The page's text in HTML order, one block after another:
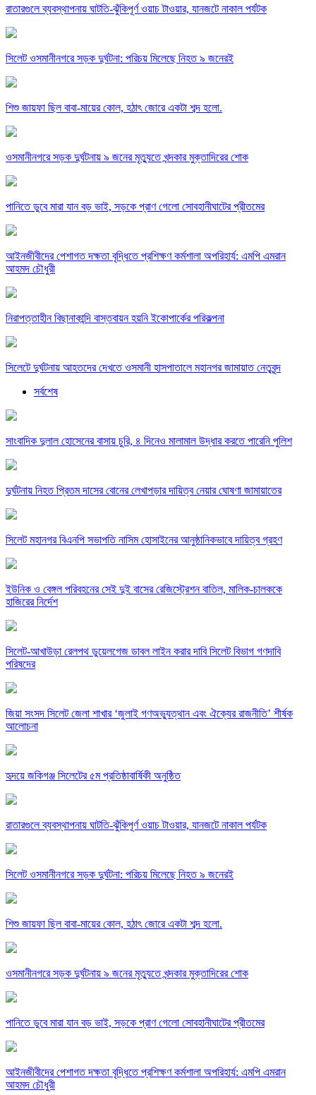
রাতারগুলে ব্যবস্থাপনায় ঘাটতি-ঝুঁকিপূর্ণ ওয়াচ টাওয়ার, যানজটে নাকাল পর্যটক
সিলেট ওসমানীনগরে সড়ক দুর্ঘটনা: পরিচয় মিলেছে নিহত ৯ জনেরই
শিশু জায়ফা ছিল বাবা-মায়ের কোল, হঠাৎ জোরে একটা শব্দ হলো.
ওসমানীনগরে সড়ক দুর্ঘটনায় ৯ জনের মৃত্যুতে খন্দকার মুক্তাদিরের শোক
পানিতে ডুবে মারা যান বড় ভাই, সড়কে প্রাণ গেলো সোবহানীঘাটের প্রীতমের
আইনজীবীদের পেশাগত দক্ষতা বৃদ্ধিতে প্রশিক্ষণ কর্মশালা অপরিহার্য: এমপি এমরান
আহমদ চৌধুরী
নিরাপত্তাহীন বিছানাকান্দি বাস্তবায়ন হয়নি ইকোপার্কের পরিকল্পনা
সিলেটে দুর্ঘটনায় আহতদের দেখতে ওসমানী হাসপাতালে মহানগর জামায়াত নেতৃবৃন্দ
সর্বশেষ
সাংবাদিক দুলাল হোসেনের বাসায় চুরি, ৪ দিনেও মালামাল উদ্ধার করতে পারেনি পুলিশ
দুর্ঘটনায় নিহত প্রিতম দাসের বোনের লেখাপড়ার দায়িত্ব নেয়ার ঘোষণা জামায়াতের
সিলেট মহানগর বিএনপি সভাপতি নাসিম হোসাইনের আনুষ্ঠানিকভাবে দায়িত্ব গ্রহণ
ইউনিক ও বেঙ্গল পরিবহনের সেই দুই বাসের রেজিস্ট্রেশন বাতিল, মালিক-চালককে
হাজিরের নির্দেশ
সিলেট-আখাউড়া রেলপথ ডুয়েলগেজ ডাবল লাইন করার দাবি সিলেট বিভাগ গণদাবি
পরিষদের
জিয়া সংসদ সিলেট জেলা শাখার ‘জুলাই গণঅভ্যুত্থান এবং ঐক্যের রাজনীতি’ শীর্ষক
আলোচনা
হৃদয়ে জকিগঞ্জ সিলেটের ৫ম প্রতিষ্ঠাবার্ষিকী অনুষ্ঠিত
রাতারগুলে ব্যবস্থাপনায় ঘাটতি-ঝুঁকিপূর্ণ ওয়াচ টাওয়ার, যানজটে নাকাল পর্যটক
সিলেট ওসমানীনগরে সড়ক দুর্ঘটনা: পরিচয় মিলেছে নিহত ৯ জনেরই
শিশু জায়ফা ছিল বাবা-মায়ের কোল, হঠাৎ জোরে একটা শব্দ হলো.
ওসমানীনগরে সড়ক দুর্ঘটনায় ৯ জনের মৃত্যুতে খন্দকার মুক্তাদিরের শোক
পানিতে ডুবে মারা যান বড় ভাই, সড়কে প্রাণ গেলো সোবহানীঘাটের প্রীতমের
আইনজীবীদের পেশাগত দক্ষতা বৃদ্ধিতে প্রশিক্ষণ কর্মশালা অপরিহার্য: এমপি এমরান
আহমদ চৌধুরী